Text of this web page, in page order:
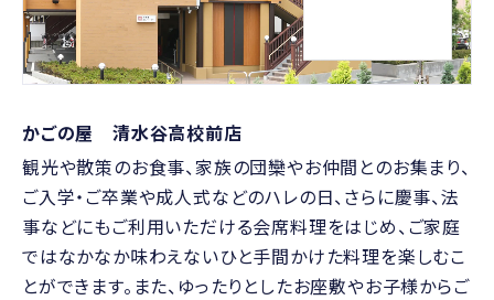
かごの屋 清水谷高校前店
観光や散策のお食事、家族の団欒やお仲間とのお集まり、
ご入学・ご卒業や成人式などのハレの日、さらに慶事、法
事などにもご利用いただける会席料理をはじめ、ご家庭
ではなかなか味わえないひと手間かけた料理を楽しむこ
とができます。また、ゆったりとしたお座敷やお子様からご